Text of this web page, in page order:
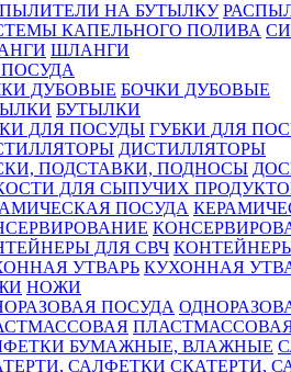
ШЛАНГИ
ПОСУДА
БОЧКИ ДУБОВЫЕ
БУТЫЛКИ
ГУБКИ ДЛЯ
ДИСТИЛЛЯТОРЫ
КУХОННАЯ
НОЖИ
СКАТЕРТИ,